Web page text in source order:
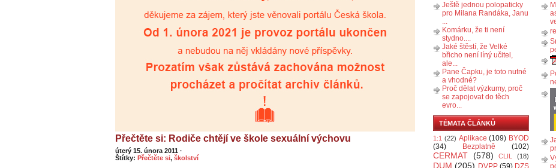
Přečtěte si: Rodiče chtějí ve škole sexuální výchovu
úterý 15. února 2011 ·
Štítky: Přečtěte si, školství
Ještě jednou polopaticky
pro Milana Randáka, Janu
...
Komárku, že ti není
stydno....
Jaké štěstí, že Velké
břicho není líný učitel,
ale...
Pane Čapku, je toto nutné
a vhodné?
Proč dělat výzkumy, proč
se zapojovat do těch
evro...
TÉMATA ČLÁNKŮ
1:1 (22) Aplikace (109) BYOD
(34)
Bezplatně (102)
CERMAT (578) CLIL (18)
DUM (205) DVPP (59) DZS